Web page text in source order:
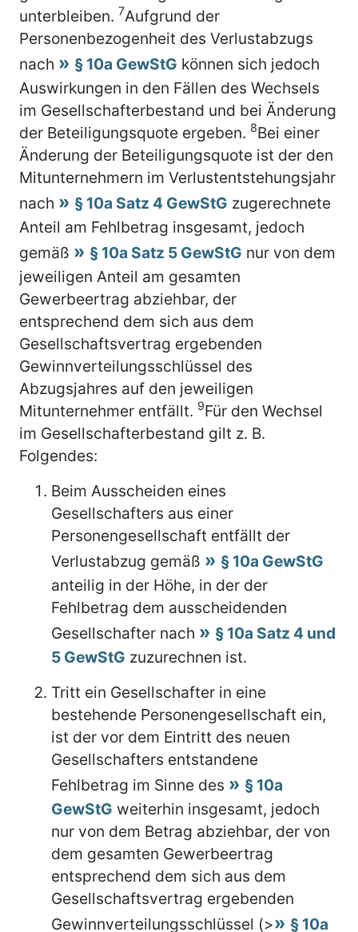
unterbleiben. 7Aufgrund der
Personenbezogenheit des Verlustabzugs
nach
§ 10a GewStG können sich jedoch
Auswirkungen in den Fällen des Wechsels
im Gesellschafterbestand und bei Änderung
der Beteiligungsquote ergeben. 8Bei einer
Änderung der Beteiligungsquote ist der den
Mitunternehmern im Verlustentstehungsjahr
nach
§ 10a Satz 4 GewStG zugerechnete
Anteil am Fehlbetrag insgesamt, jedoch
gemäß
§ 10a Satz 5 GewStG nur von dem
jeweiligen Anteil am gesamten
Gewerbeertrag abziehbar, der
entsprechend dem sich aus dem
Gesellschaftsvertrag ergebenden
Gewinnverteilungsschlüssel des
Abzugsjahres auf den jeweiligen
Mitunternehmer entfällt. 9Für den Wechsel
im Gesellschafterbestand gilt z. B.
Folgendes:
Beim Ausscheiden eines
Gesellschafters aus einer
Personengesellschaft entfällt der
Verlustabzug gemäß
§ 10a GewStG
anteilig in der Höhe, in der der
Fehlbetrag dem ausscheidenden
Gesellschafter nach
§ 10a Satz 4 und
5 GewStG zuzurechnen ist.
Tritt ein Gesellschafter in eine
bestehende Personengesellschaft ein,
ist der vor dem Eintritt des neuen
Gesellschafters entstandene
Fehlbetrag im Sinne des
§ 10a
GewStG weiterhin insgesamt, jedoch
nur von dem Betrag abziehbar, der von
dem gesamten Gewerbeertrag
entsprechend dem sich aus dem
Gesellschaftsvertrag ergebenden
Gewinnverteilungsschlüssel (>
§ 10a